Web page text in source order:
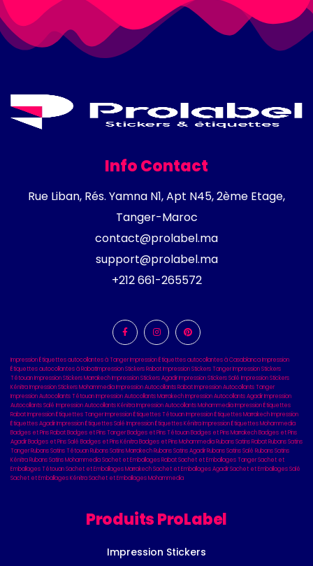
Produits ProLabel
Impression Stickers
Info Contact
Rue Liban, Rés. Yamna N1, Apt N45, 2ème Etage,
Tanger-Maroc
contact@prolabel.ma
support@prolabel.ma
+212 661-265572
Impression Étiquettes autocollantes à TangerImpression Étiquettes autocollantes à CasablancaImpression
Étiquettes autocollantes à RabatImpression Stickers RabatImpression Stickers TangerImpression Stickers
TétouanImpression Stickers MarrakechImpression Stickers AgadirImpression Stickers Salé Impression Stickers
KénitraImpression Stickers MohammediaImpression Autocollants RabatImpression Autocollants Tanger
Impression Autocollants TétouanImpression Autocollants MarrakechImpression Autocollants AgadirImpression
Autocollants Salé Impression Autocollants KénitraImpression Autocollants MohammediaImpression Étiquettes
RabatImpression Étiquettes TangerImpression Étiquettes TétouanImpression Étiquettes MarrakechImpression
Étiquettes AgadirImpression Étiquettes Salé Impression Étiquettes KénitraImpression Étiquettes Mohammedia
Badges et Pins RabatBadges et Pins TangerBadges et Pins TétouanBadges et Pins MarrakechBadges et Pins
AgadirBadges et Pins Salé Badges et Pins KénitraBadges et Pins MohammediaRubans Satins RabatRubans Satins
TangerRubans Satins TétouanRubans Satins MarrakechRubans Satins AgadirRubans Satins Salé Rubans Satins
KénitraRubans Satins MohammediaSachet et Emballages RabatSachet et Emballages TangerSachet et
Emballages TétouanSachet et Emballages MarrakechSachet et Emballages AgadirSachet et Emballages Salé
Sachet et Emballages KénitraSachet et Emballages Mohammedia